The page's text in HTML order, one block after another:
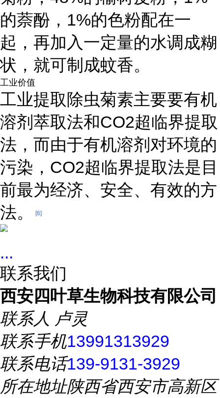
的萘酚，1%的色粉配在一
起，再加入一定量的水调成糊
状，就可制成蚊香。
工业价值
工业提取除虫菊素主要要有机
溶剂萃取法和CO2超临界提取
法，而由于有机溶剂对环境的
污染，CO2超临界提取法是目
前最为经济、安全、有效的方
法。
[6]
...
联系我们
西安四叶草生物科技有限公司
联系人 卢灵
联系手机13991313929
联系电话139-9131-3929
所在地址陕西省西安市高新区